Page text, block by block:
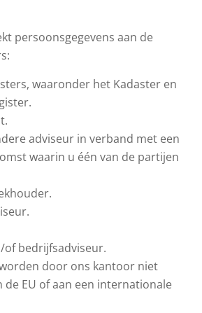
persoonsgegevens aan de
waaronder het Kadaster en
adviseur in verband met een
waarin u één van de partijen
bedrijfsadviseur.
door ons kantoor niet
EU of aan een internationale